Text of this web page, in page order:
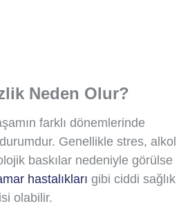
Neden Olur?
farklı dönemlerinde
Genellikle stres, alkol
baskılar nedeniyle görülse
hastalıkları gibi ciddi sağlık
olabilir.